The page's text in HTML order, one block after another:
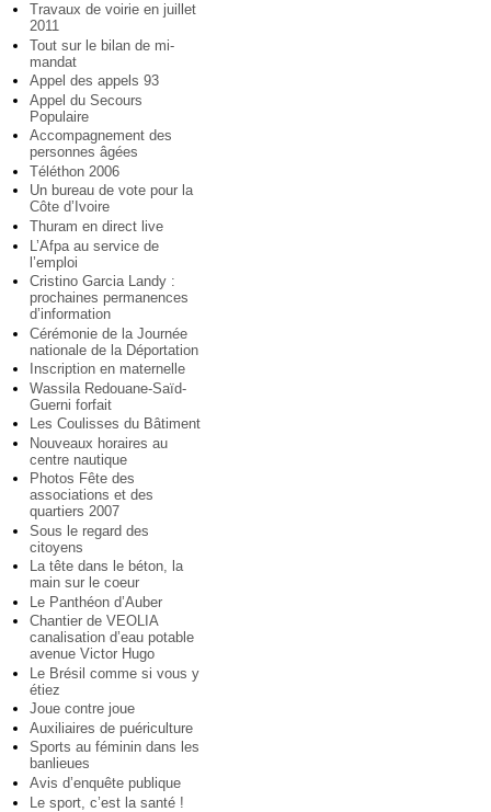
Travaux de voirie en juillet
2011
Tout sur le bilan de mi-
mandat
Appel des appels 93
Appel du Secours
Populaire
Accompagnement des
personnes âgées
Téléthon 2006
Un bureau de vote pour la
Côte d’Ivoire
Thuram en direct live
L’Afpa au service de
l’emploi
Cristino Garcia Landy :
prochaines permanences
d’information
Cérémonie de la Journée
nationale de la Déportation
Inscription en maternelle
Wassila Redouane-Saïd-
Guerni forfait
Les Coulisses du Bâtiment
Nouveaux horaires au
centre nautique
Photos Fête des
associations et des
quartiers 2007
Sous le regard des
citoyens
La tête dans le béton, la
main sur le coeur
Le Panthéon d’Auber
Chantier de VEOLIA
canalisation d’eau potable
avenue Victor Hugo
Le Brésil comme si vous y
étiez
Joue contre joue
Auxiliaires de puériculture
Sports au féminin dans les
banlieues
Avis d’enquête publique
Le sport, c’est la santé !